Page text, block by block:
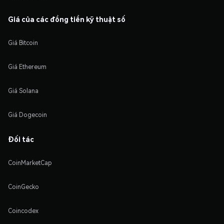
Giá của các đồng tiền kỹ thuật số
Giá Bitcoin
Giá Ethereum
Giá Solana
Giá Dogecoin
Đối tác
CoinMarketCap
CoinGecko
Coincodex